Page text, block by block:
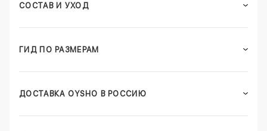
СОСТАВ И УХОД
ГИД ПО РАЗМЕРАМ
ДОСТАВКА OYSHO В РОССИЮ